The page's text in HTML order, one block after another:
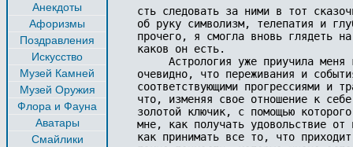
Анекдоты
Афоризмы
Поздравления
Искусство
Музей Камней
Музей Оружия
Флора и Фауна
Аватары
Смайлики
сть следовать за ними в тот
об руку символизм, телепатия и
прочего, я смогла вновь глядеть
каков он есть.
Астрология уже приучила
очевидно, что переживания и
соответствующими прогрессиями и
что, изменяя свое отношение к
золотой ключик, с помощью
мне, как получать удовольствие
как принимать все то, что